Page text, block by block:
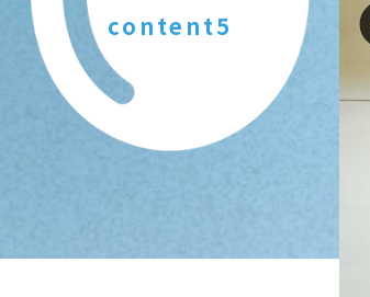
content5